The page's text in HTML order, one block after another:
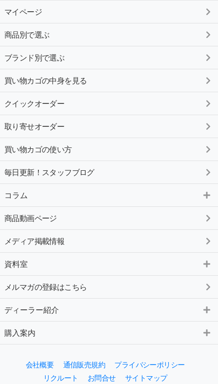
マイページ
商品別で選ぶ
ブランド別で選ぶ
買い物カゴの中身を見る
クイックオーダー
取り寄せオーダー
買い物カゴの使い方
毎日更新！スタッフブログ
コラム
商品動画ページ
メディア掲載情報
資料室
メルマガの登録はこちら
ディーラー紹介
購入案内
会社概要 通信販売規約
プライバシーポリシー
リクルート
お問合せ サイトマップ